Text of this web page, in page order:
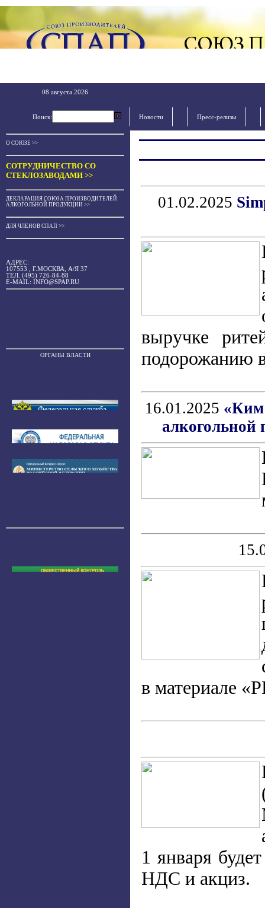
08 августа 2026
Поиск: Новости Пресс-релизы
О СОЮЗЕ >>
СОТРУДНИЧЕСТВО СО
СТЕКЛОЗАВОДАМИ >>
ДЕКЛАРАЦИЯ СОЮЗА ПРОИЗВОДИТЕЛЕЙ
АЛКОГОЛЬНОЙ ПРОДУКЦИИ >>
ДЛЯ ЧЛЕНОВ СПАП >>
АДРЕС:
107553 , Г.МОСКВА, А/Я 37
ТЕЛ. (495) 726-84-88
E-MAIL: INFO@SPAP.RU
ОРГАНЫ ВЛАСТИ
01.02.2025
выручке
подорожанию
16.01.2025 «Ким
алкогольной
в материале
1 января
НДС и акциз.